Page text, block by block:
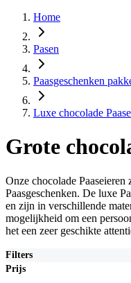
Home
Pasen
Paasgeschenken
Luxe chocolade
Grote
Onze chocolade
Paasgeschenken. De luxe
en zijn in verschillende
mogelijkheid om een
het een zeer geschikte
Filters
Prijs